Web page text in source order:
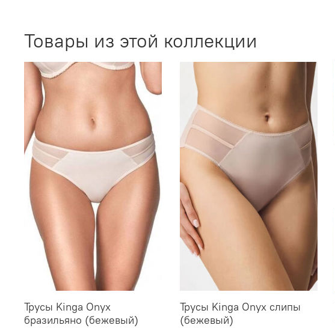
Товары из этой коллекции
Трусы Kinga Onyx
бразильяно (бежевый)
Трусы Kinga Onyx слипы
(бежевый)